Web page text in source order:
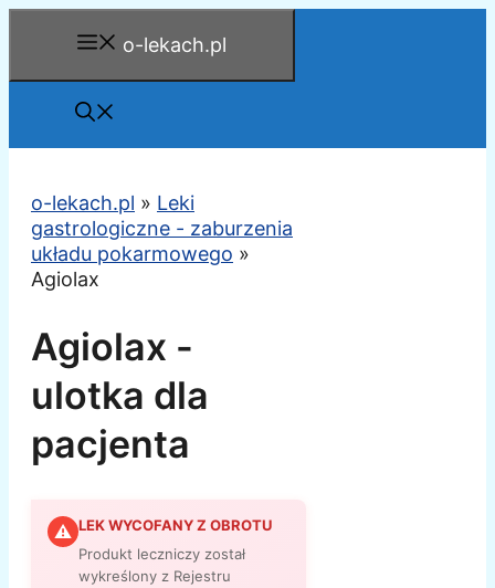
o-lekach.pl
o-lekach.pl » Leki
gastrologiczne - zaburzenia
układu pokarmowego »
Agiolax
Agiolax -
ulotka dla
pacjenta
⚠ LEK WYCOFANY Z OBROTU
Produkt leczniczy został
wykreślony z Rejestru